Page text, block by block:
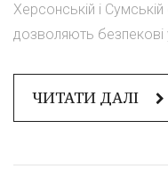
Херсонській і
дозволяють
ЧИТАТИ ДАЛІ